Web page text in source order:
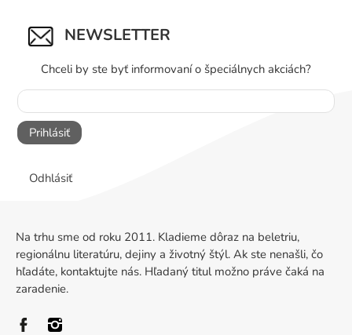
NEWSLETTER
Chceli by ste byť informovaní o špeciálnych akciách?
Prihlásiť
Odhlásiť
Na trhu sme od roku 2011. Kladieme dôraz na beletriu,
regionálnu literatúru, dejiny a životný štýl. Ak ste nenašli, čo
hľadáte, kontaktujte nás. Hľadaný titul možno práve čaká na
zaradenie.